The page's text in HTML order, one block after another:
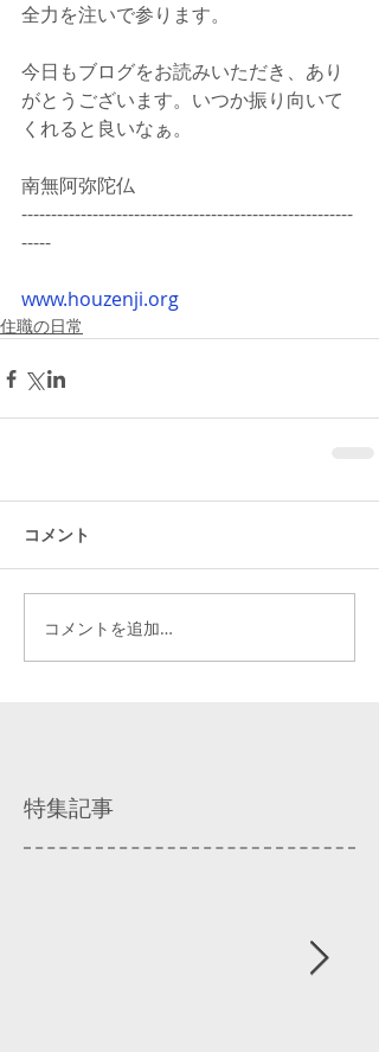
全力を注いで参ります。
今日もブログをお読みいただき、あり
がとうございます。いつか振り向いて
くれると良いなぁ。
南無阿弥陀仏
--------------------------------------------------------
-----
www.houzenji.org
住職の日常
コメント
コメントを追加…
特集記事